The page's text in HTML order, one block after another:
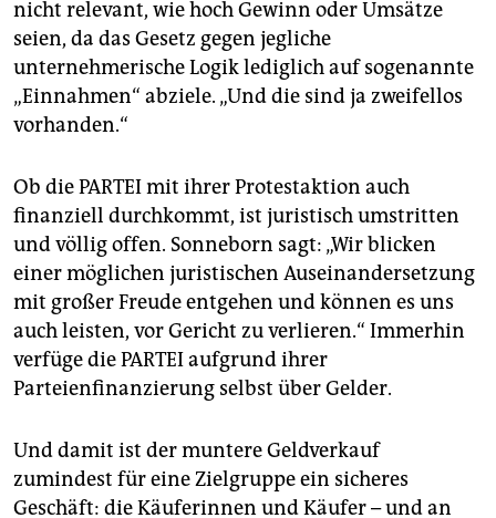
nicht relevant, wie hoch Gewinn oder Umsätze
seien, da das Gesetz gegen jegliche
unternehmerische Logik lediglich auf sogenannte
„Einnahmen“ abziele. „Und die sind ja zweifellos
vorhanden.“
Ob die PARTEI mit ihrer Protestaktion auch
finanziell durchkommt, ist juristisch umstritten
und völlig offen. Sonneborn sagt: „Wir blicken
einer möglichen juristischen Auseinandersetzung
mit großer Freude entgehen und können es uns
auch leisten, vor Gericht zu verlieren.“ Immerhin
verfüge die PARTEI aufgrund ihrer
Parteienfinanzierung selbst über Gelder.
Und damit ist der muntere Geldverkauf
zumindest für eine Zielgruppe ein sicheres
Geschäft: die Käuferinnen und Käufer – und an